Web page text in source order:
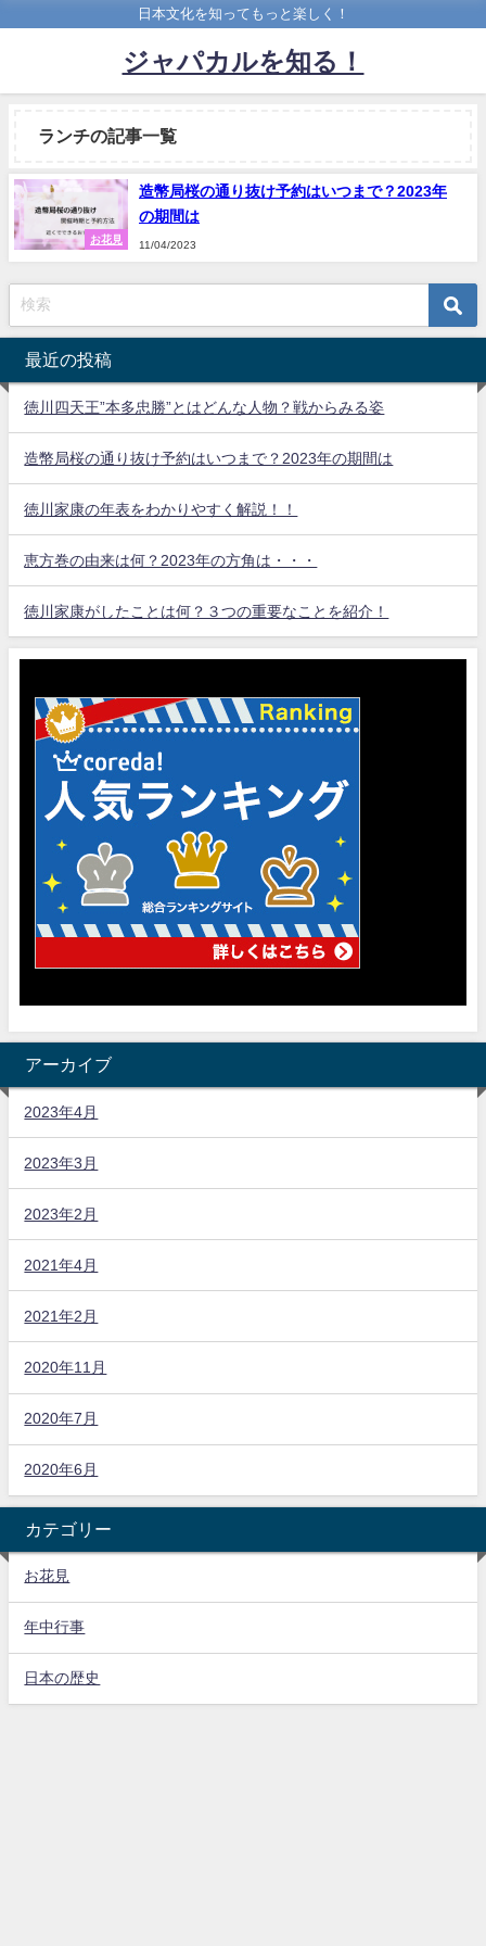
日本文化を知ってもっと楽しく！
ジャパカルを知る！
ランチの記事一覧
お花見
造幣局桜の通り抜け予約はいつまで？2023年
の期間は
11/04/2023
最近の投稿
徳川四天王”本多忠勝”とはどんな人物？戦からみる姿
造幣局桜の通り抜け予約はいつまで？2023年の期間は
徳川家康の年表をわかりやすく解説！！
恵方巻の由来は何？2023年の方角は・・・
徳川家康がしたことは何？３つの重要なことを紹介！
アーカイブ
2023年4月
2023年3月
2023年2月
2021年4月
2021年2月
2020年11月
2020年7月
2020年6月
カテゴリー
お花見
年中行事
日本の歴史